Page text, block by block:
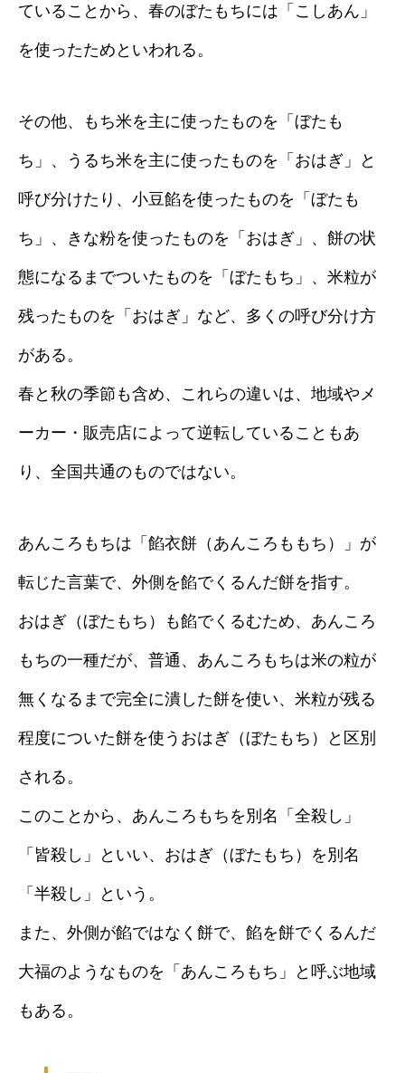
ていることから、春のぼたもちには「こしあん」
を使ったためといわれる。
その他、もち米を主に使ったものを「ぼたも
ち」、うるち米を主に使ったものを「おはぎ」と
呼び分けたり、小豆餡を使ったものを「ぼたも
ち」、きな粉を使ったものを「おはぎ」、餅の状
態になるまでついたものを「ぼたもち」、米粒が
残ったものを「おはぎ」など、多くの呼び分け方
がある。
春と秋の季節も含め、これらの違いは、地域やメ
ーカー・販売店によって逆転していることもあ
り、全国共通のものではない。
あんころもちは「餡衣餅（あんころももち）」が
転じた言葉で、外側を餡でくるんだ餅を指す。
おはぎ（ぼたもち）も餡でくるむため、あんころ
もちの一種だが、普通、あんころもちは米の粒が
無くなるまで完全に潰した餅を使い、米粒が残る
程度についた餅を使うおはぎ（ぼたもち）と区別
される。
このことから、あんころもちを別名「全殺し」
「皆殺し」といい、おはぎ（ぼたもち）を別名
「半殺し」という。
また、外側が餡ではなく餅で、餡を餅でくるんだ
大福のようなものを「あんころもち」と呼ぶ地域
もある。